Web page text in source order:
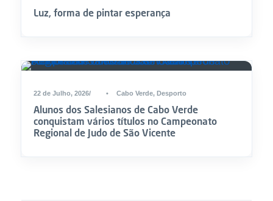
Luz, forma de pintar esperança
22 de Julho, 2026 • Cabo Verde, Desporto
Alunos dos Salesianos de Cabo Verde
conquistam vários títulos no Campeonato
Regional de Judo de São Vicente